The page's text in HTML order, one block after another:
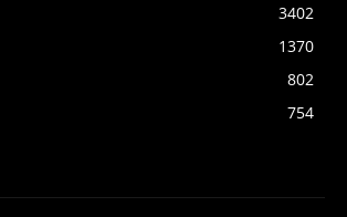
3402
1370
802
754